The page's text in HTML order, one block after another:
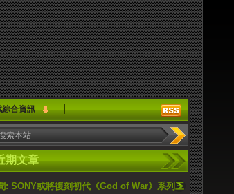
綜合資訊
期文章
: SONY或將復刻初代《God of War》系列三